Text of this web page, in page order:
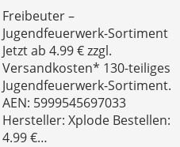
Freibeuter –
Jugendfeuerwerk-Sortiment
Jetzt ab 4.99 € zzgl.
Versandkosten* 130-teiliges
Jugendfeuerwerk-Sortiment.
AEN: 5999545697033
Hersteller: Xplode Bestellen:
4.99 €…